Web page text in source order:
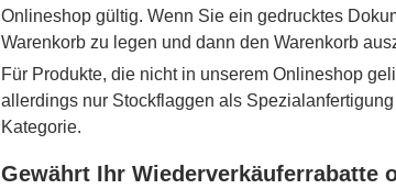
Onlineshop gültig. Wenn Sie ein gedrucktes
Warenkorb zu legen und dann den Warenkorb
Für Produkte, die nicht in unserem Onlineshop
allerdings nur Stockflaggen als
Kategorie.
Gewährt Ihr Wiederverkäuferrabatte